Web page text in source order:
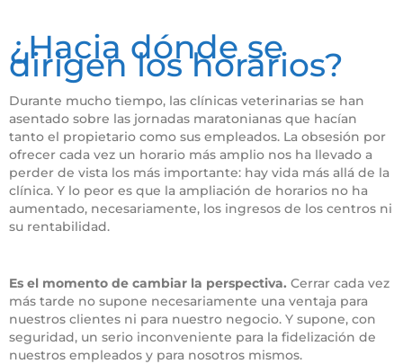
¿Hacia dónde se
dirigen los horarios?
Durante mucho tiempo, las clínicas veterinarias se han
asentado sobre las jornadas maratonianas que hacían
tanto el propietario como sus empleados. La obsesión por
ofrecer cada vez un horario más amplio nos ha llevado a
perder de vista los más importante: hay vida más allá de la
clínica. Y lo peor es que la ampliación de horarios no ha
aumentado, necesariamente, los ingresos de los centros ni
su rentabilidad.
Es el momento de cambiar la perspectiva. Cerrar cada vez
más tarde no supone necesariamente una ventaja para
nuestros clientes ni para nuestro negocio. Y supone, con
seguridad, un serio inconveniente para la fidelización de
nuestros empleados y para nosotros mismos.